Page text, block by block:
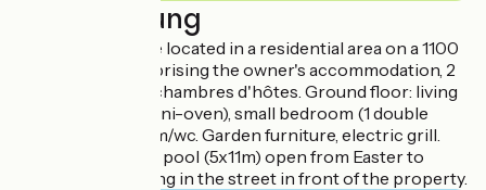
Beschreibung
Gîte set in a house located in a residential area on a 1100
m² property comprising the owner's accommodation, 2
other gîtes and a chambres d'hôtes. Ground floor: living
room/kitchen (mini-oven), small bedroom (1 double
bed), shower room/wc. Garden furniture, electric grill.
Shared swimming pool (5x11m) open from Easter to
September. Parking in the street in front of the property.